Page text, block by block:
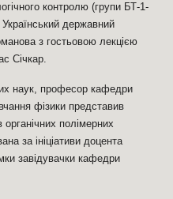
контролю (групи БТ-1-
державний
з гостьовою лекцією
Січкар.
наук, професор кафедри
фізики представив
полімерних
за ініціативи доцента
завідувачки кафедри